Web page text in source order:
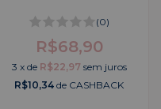
(0)
R$68,90
3 x de R$22,97 sem juros
R$10,34 de CASHBACK